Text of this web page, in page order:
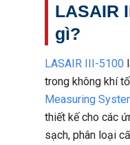
LASAIR
gì?
LASAIR III-5100
trong không khí
Measuring
thiết kế cho các
sạch, phân loại